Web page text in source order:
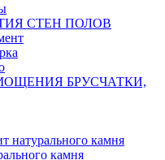
СТЕН ПОЛОВ
БРУСЧАТКИ,
натурального камня
камня